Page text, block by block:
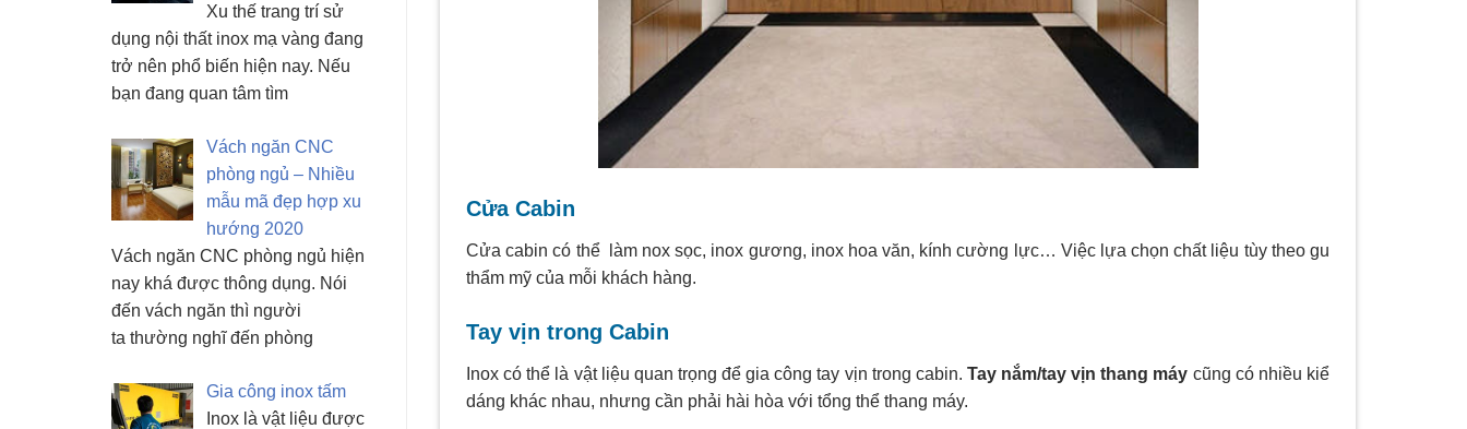
Xu thế trang trí sử
dụng nội thất inox mạ vàng đang
trở nên phổ biến hiện nay. Nếu
bạn đang quan tâm tìm
Vách ngăn CNC
phòng ngủ – Nhiều
mẫu mã đẹp hợp xu
hướng 2020
Vách ngăn CNC phòng ngủ hiện
nay khá được thông dụng. Nói
đến vách ngăn thì người
ta thường nghĩ đến phòng
Gia công inox tấm
Inox là vật liệu được
Cửa Cabin
Cửa cabin có thể làm nox sọc, inox gương, inox hoa văn, kính cường lực… Việc lựa chọn chất liệu tùy theo gu
thẩm mỹ của mỗi khách hàng.
Tay vịn trong Cabin
Inox có thể là vật liệu quan trọng để gia công tay vịn trong cabin. Tay nắm/tay vịn thang máy cũng có nhiều kiể
dáng khác nhau, nhưng cần phải hài hòa với tổng thể thang máy.